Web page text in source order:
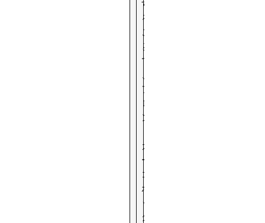
す
る
こ
と
で
フ
ロ
ン
カ
ー
ゴ
ボ
ッ
ク